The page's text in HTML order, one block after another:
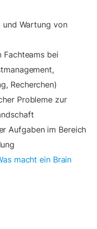
Wartung von
bei
Recherchen)
Probleme zur
Aufgaben im Bereich
macht ein Brain